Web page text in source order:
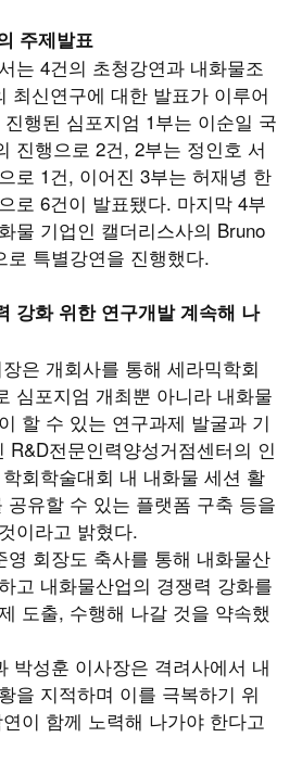
주제발표
는 4건의 초청강연과 내화물조
최신연구에 대한 발표가 이루어
행된 심포지엄 1부는 이순일 국
진행으로 2건, 2부는 정인호 서
로 1건, 이어진 3부는 허재녕 한
로 6건이 발표됐다. 마지막 4부
물 기업인 캘더리스사의 Bruno
로 특별강연을 진행했다.
강화 위한 연구개발 계속해 나
은 개회사를 통해 세라믹학회
심포지엄 개최뿐 아니라 내화물
할 수 있는 연구과제 발굴과 기
R&D전문인력양성거점센터의 인
회학술대회 내 내화물 세션 활
공유할 수 있는 플랫폼 구축 등을
이라고 밝혔다.
영 회장도 축사를 통해 내화물산
고 내화물산업의 경쟁력 강화를
도출, 수행해 나갈 것을 약속했
박성훈 이사장은 격려사에서 내
을 지적하며 이를 극복하기 위
이 함께 노력해 나가야 한다고